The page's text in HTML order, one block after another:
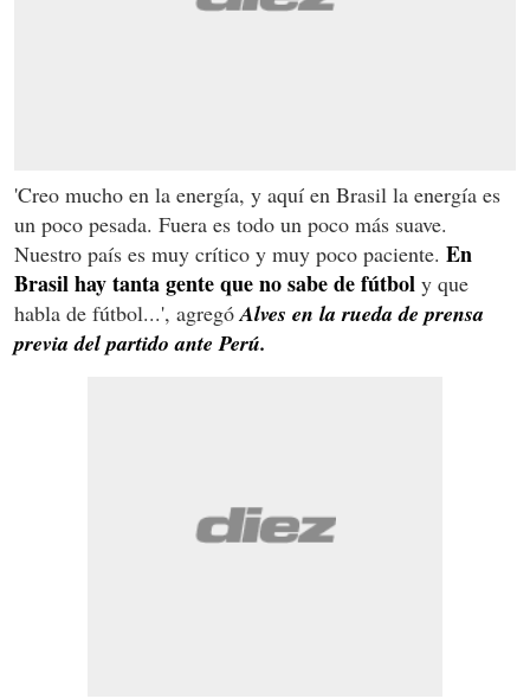
'Creo mucho en la energía, y aquí en Brasil la energía es
un poco pesada. Fuera es todo un poco más suave.
Nuestro país es muy crítico y muy poco paciente. En
Brasil hay tanta gente que no sabe de fútbol y que
habla de fútbol...', agregó Alves en la rueda de prensa
previa del partido ante Perú.